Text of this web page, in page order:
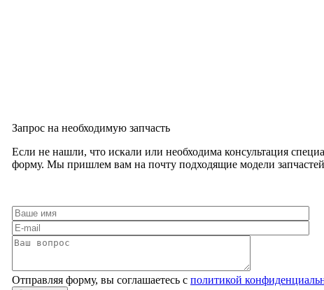
Запрос на необходимую запчасть
Если не нашли, что искали или необходима консультация
форму. Мы пришлем вам на почту подходящие модели
Отправляя форму, вы соглашаетесь с политикой